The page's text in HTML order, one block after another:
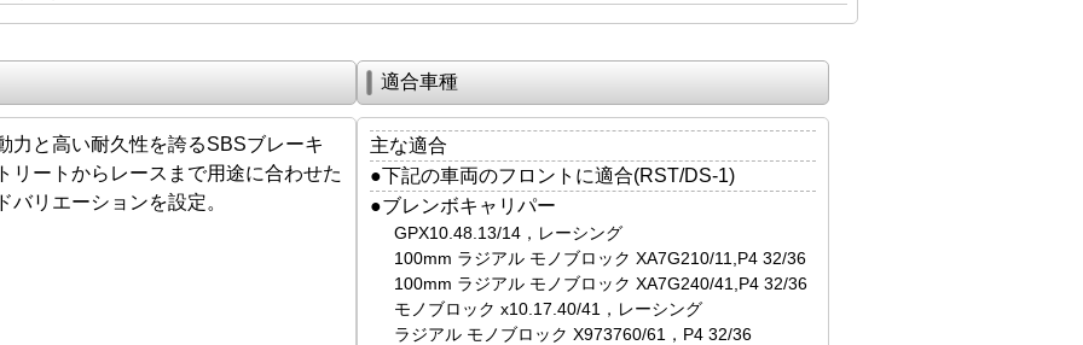
力と高い耐久性を誇るSBSブレーキ
リートからレースまで用途に合わせた
バリエーションを設定。
適合車種
主な適合
●下記の車両のフロントに適合(RST/DS-1)
●ブレンボキャリパー
GPX10.48.13/14，レーシング
100mm ラジアル モノブロック XA7G210/11,P4 32/36
100mm ラジアル モノブロック XA7G240/41,P4 32/36
モノブロック x10.17.40/41，レーシング
ラジアル モノブロック X973760/61，P4 32/36